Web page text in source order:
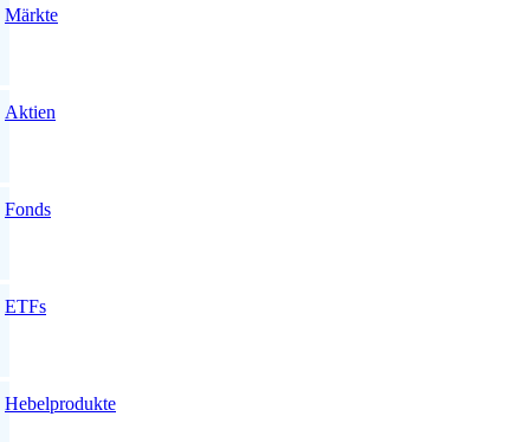
Märkte
Aktien
Fonds
ETFs
Hebelprodukte